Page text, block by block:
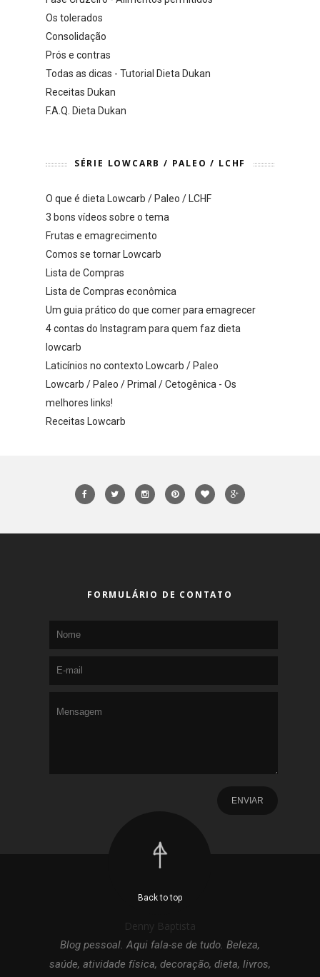
Os tolerados
Consolidação
Prós e contras
Todas as dicas - Tutorial Dieta Dukan
Receitas Dukan
F.A.Q. Dieta Dukan
SÉRIE LOWCARB / PALEO / LCHF
O que é dieta Lowcarb / Paleo / LCHF
3 bons vídeos sobre o tema
Frutas e emagrecimento
Comos se tornar Lowcarb
Lista de Compras
Lista de Compras econômica
Um guia prático do que comer para emagrecer
4 contas do Instagram para quem faz dieta
lowcarb
Laticínios no contexto Lowcarb / Paleo
Lowcarb / Paleo / Primal / Cetogênica - Os
melhores links!
Receitas Lowcarb
FORMULÁRIO DE CONTATO
Back to top
Denny Baptista
Blog pessoal. Aqui fala-se de tudo. Beleza,
saúde, atividade física, decoração, dieta, livros,